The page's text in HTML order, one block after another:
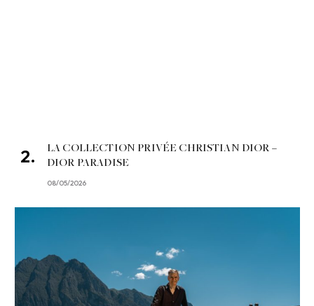
LA COLLECTION PRIVÉE CHRISTIAN DIOR –
DIOR PARADISE
08/05/2026